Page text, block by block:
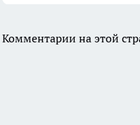
Комментарии на этой